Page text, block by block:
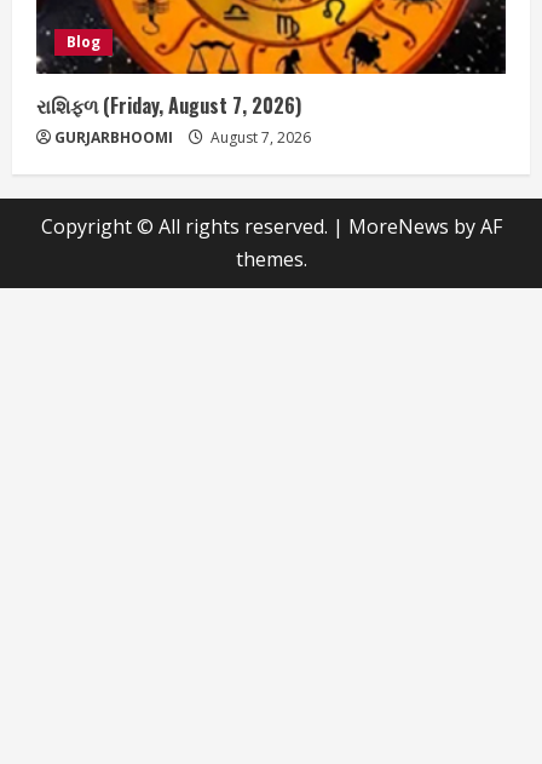
Blog
રાશિફળ (Friday, August 7, 2026)
GURJARBHOOMI August 7, 2026
Copyright © All rights reserved. | MoreNews by AF
themes.